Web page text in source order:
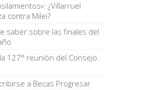
¿Villarruel
contra Milei?
saber sobre las finales del
127° reunión del Consejo
a Becas Progresar